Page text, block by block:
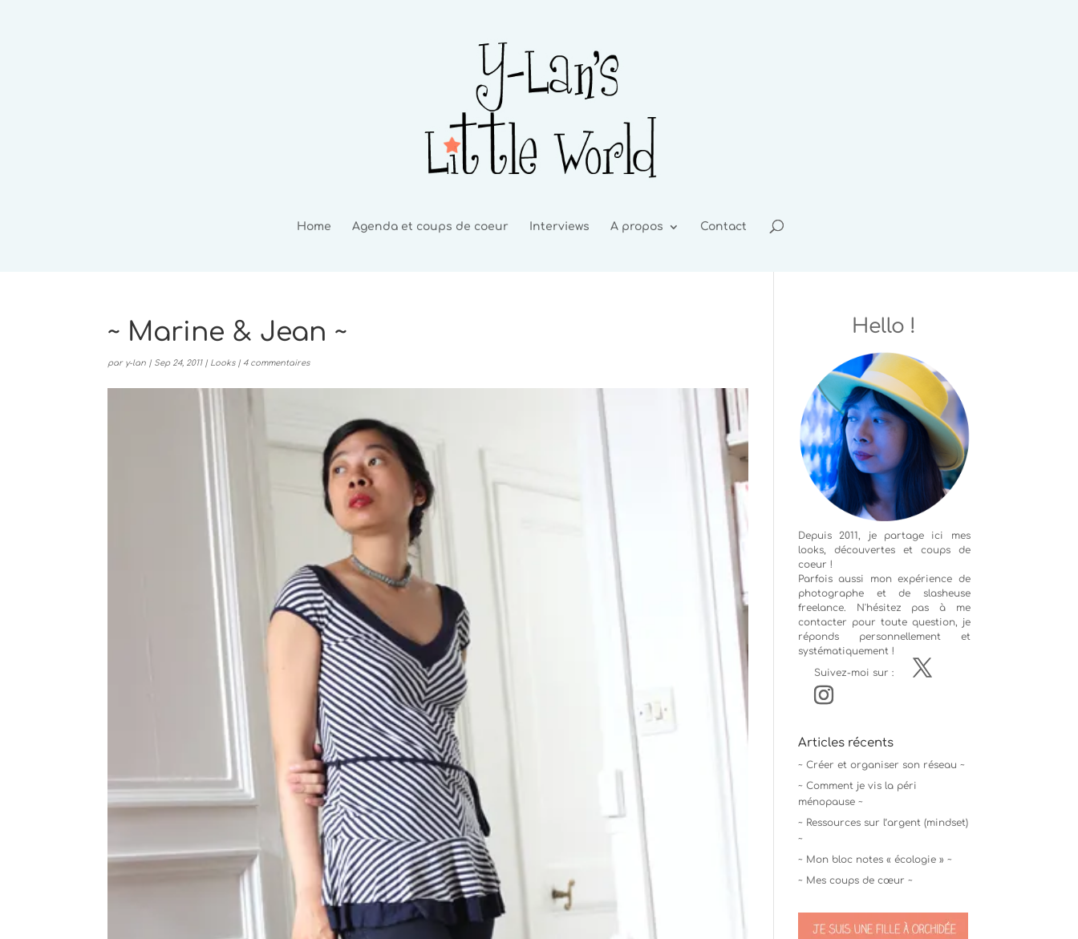
Home Agenda et coups de coeur Interviews A propos Contact
~ Marine & Jean ~
par y-lan | Sep 24, 2011| Looks| 4 commentaires
Hello !
Depuis 2011, je partage ici mes
looks, découvertes et coups de
coeur !
Parfois aussi mon expérience de
photographeet de slasheuse
freelance. N'hésitez pas à me
contacter pour toute question, je
réponds personnellement et
systématiquement !
Suivez-moi sur :
Articles récents
~ Créer et organiser son réseau ~
~ Comment je vis la péri
ménopause ~
~ Ressources sur l’argent (mindset)
~
~ Mon bloc notes « écologie » ~
~ Mes coups de cœur ~